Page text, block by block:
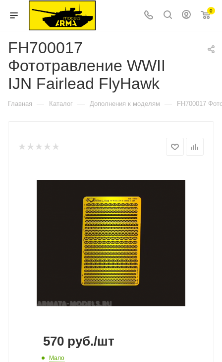
0
FH700017
Фототравление WWII
IJN Fairlead FlyHawk
Главная — Каталог — Дополнения к моделям — FH700017
570 руб./шт
Мало